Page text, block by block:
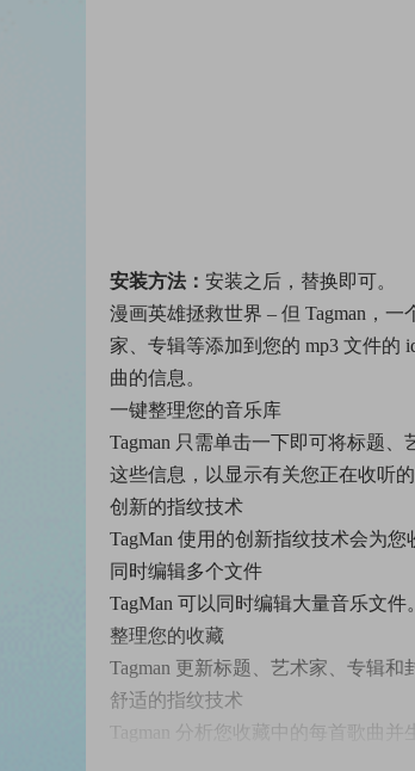
安装方法： 安装之后，替换即可。
漫画英雄拯救世界 – 但 Tagman，
家、专辑等添加到您的 mp3 文件的
曲的信息。
一键整理您的音乐库
Tagman 只需单击一下即可将标题
这些信息，以显示有关您正在收听的
创新的指纹技术
TagMan 使用的创新指纹技术会为
同时编辑多个文件
TagMan 可以同时编辑大量音乐文件。
整理您的收藏
Tagman 更新标题、艺术家、专辑和
舒适的指纹技术
Tagman 分析您收藏中的每首歌曲